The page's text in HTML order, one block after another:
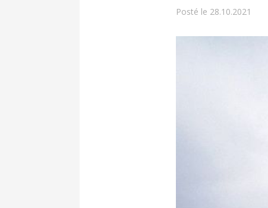
Posté le 28.10.2021